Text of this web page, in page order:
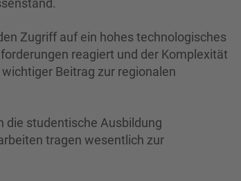
Zugriff auf ein hohes technologisches
reagiert und der Komplexität
Beitrag zur regionalen
die studentische Ausbildung
tragen wesentlich zur